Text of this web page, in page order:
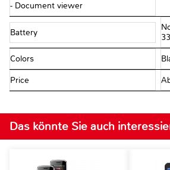
- Document viewer
Battery
Colors
Price
Das könnte Sie auch